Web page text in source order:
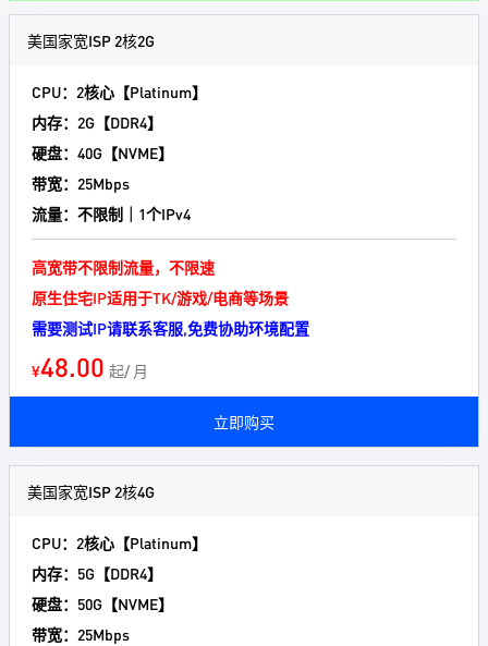
美国家宽ISP 2核2G
CPU：2核心【Platinum】
内存：2G【DDR4】
硬盘：40G【NVME】
带宽：25Mbps
流量：不限制｜1个IPv4
高宽带不限制流量，不限速
原生住宅IP适用于TK/游戏/电商等场景
需要测试IP请联系客服,免费协助环境配置
¥48.00 起/ 月
立即购买
美国家宽ISP 2核4G
CPU：2核心【Platinum】
内存：5G【DDR4】
硬盘：50G【NVME】
带宽：25Mbps